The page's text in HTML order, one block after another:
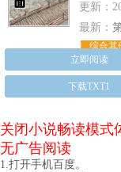
更新：
最新：
综合其
立即阅读
下载TXT1
关闭小说畅读模式
无广告阅读
1.打开手机百度。